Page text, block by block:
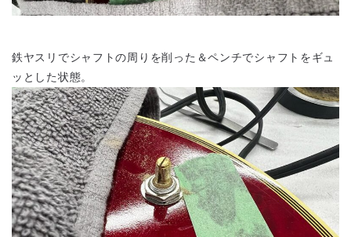
鉄ヤスリでシャフトの周りを削った＆ペンチでシャフトをギュ
ッとした状態。